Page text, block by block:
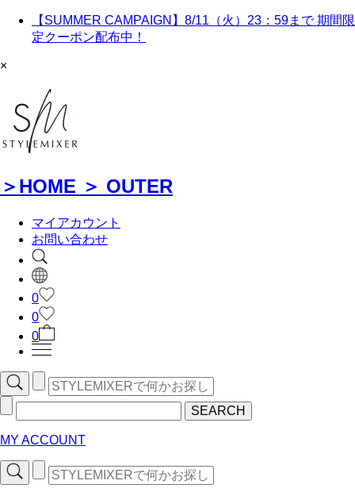
【SUMMER CAMPAIGN】8/11（火）23：59まで 期間限
定クーポン配布中！
×
＞ HOME ＞ OUTER
マイアカウント
お問い合わせ
0
0
0
SEARCH
MY ACCOUNT